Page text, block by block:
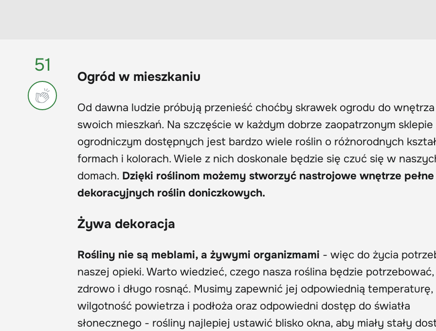
51
Ogród w mieszkaniu
Od dawna ludzie próbują przenieść choćby skrawek ogrodu do wnętrza
swoich mieszkań. Na szczęście w każdym dobrze zaopatrzonym sklepie
ogrodniczym dostępnych jest bardzo wiele roślin o różnorodnych
formach i kolorach. Wiele z nich doskonale będzie się czuć się w
domach. Dzięki roślinom możemy stworzyć nastrojowe wnętrze pełne
dekoracyjnych roślin doniczkowych.
Żywa dekoracja
Rośliny nie są meblami, a żywymi organizmami - więc do życia
naszej opieki. Warto wiedzieć, czego nasza roślina będzie
zdrowo i długo rosnąć. Musimy zapewnić jej odpowiednią temperaturę,
wilgotność powietrza i podłoża oraz odpowiedni dostęp do światła
słonecznego - rośliny najlepiej ustawić blisko okna, aby miały stały